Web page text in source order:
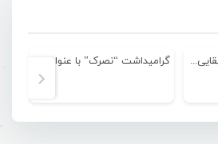
یعقوب سلطان اولین افریقایی تباری که حاکم بندرعباس گردید